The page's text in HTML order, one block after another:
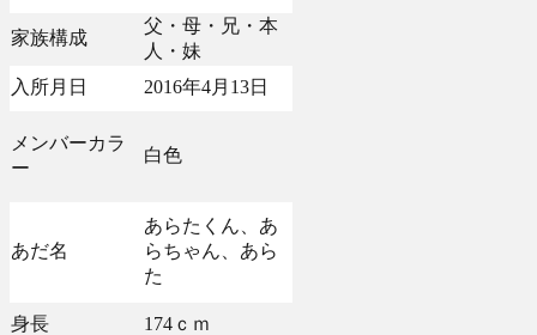
家族構成
父・母・兄・本
人・妹
入所月日
2016年4月13日
メンバーカラ
ー
白色
あだ名
あらたくん、あ
らちゃん、あら
た
身長 174ｃｍ